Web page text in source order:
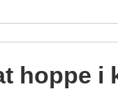
hoppe i